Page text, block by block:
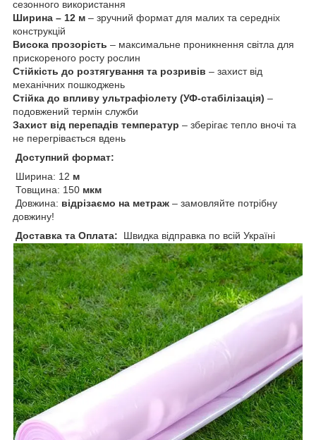
сезонного використання
Ширина – 12 м – зручний формат для малих та середніх
конструкцій
Висока прозорість – максимальне проникнення світла для
прискореного росту рослин
Стійкість до розтягування та розривів – захист від
механічних пошкоджень
Стійка до впливу ультрафіолету (УФ-стабілізація) –
подовжений термін служби
Захист від перепадів температур – зберігає тепло вночі та
не перегрівається вдень
Доступний формат:
Ширина: 12 м
Товщина: 150 мкм
Довжина: відрізаємо на метраж – замовляйте потрібну
довжину!
Доставка та Оплата: Швидка відправка по всій Україні